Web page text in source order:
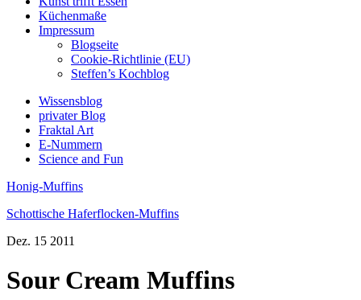
Küchenmaße
Impressum
Blogseite
Cookie-Richtlinie (EU)
Steffen’s Kochblog
Wissensblog
privater Blog
Fraktal Art
E-Nummern
Science and Fun
Honig-Muffins
Schottische Haferflocken-Muffins
Dez. 15 2011
Sour Cream Muffins